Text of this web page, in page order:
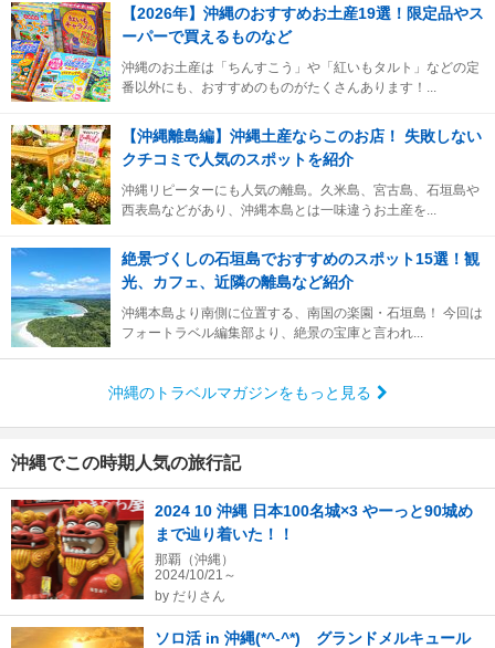
【2026年】沖縄のおすすめお土産19選！限定品やス
ーパーで買えるものなど
沖縄のお土産は「ちんすこう」や「紅いもタルト」などの定
番以外にも、おすすめのものがたくさんあります！...
【沖縄離島編】沖縄土産ならこのお店！ 失敗しない
クチコミで人気のスポットを紹介
沖縄リピーターにも人気の離島。久米島、宮古島、石垣島や
西表島などがあり、沖縄本島とは一味違うお土産を...
絶景づくしの石垣島でおすすめのスポット15選！観
光、カフェ、近隣の離島など紹介
沖縄本島より南側に位置する、南国の楽園・石垣島！ 今回は
フォートラベル編集部より、絶景の宝庫と言われ...
沖縄のトラベルマガジンをもっと見る
沖縄でこの時期人気の旅行記
2024 10 沖縄 日本100名城×3 やーっと90城め
まで辿り着いた！！
那覇（沖縄）
2024/10/21～
by だりさん
ソロ活 in 沖縄(*^-^*) グランドメルキュール